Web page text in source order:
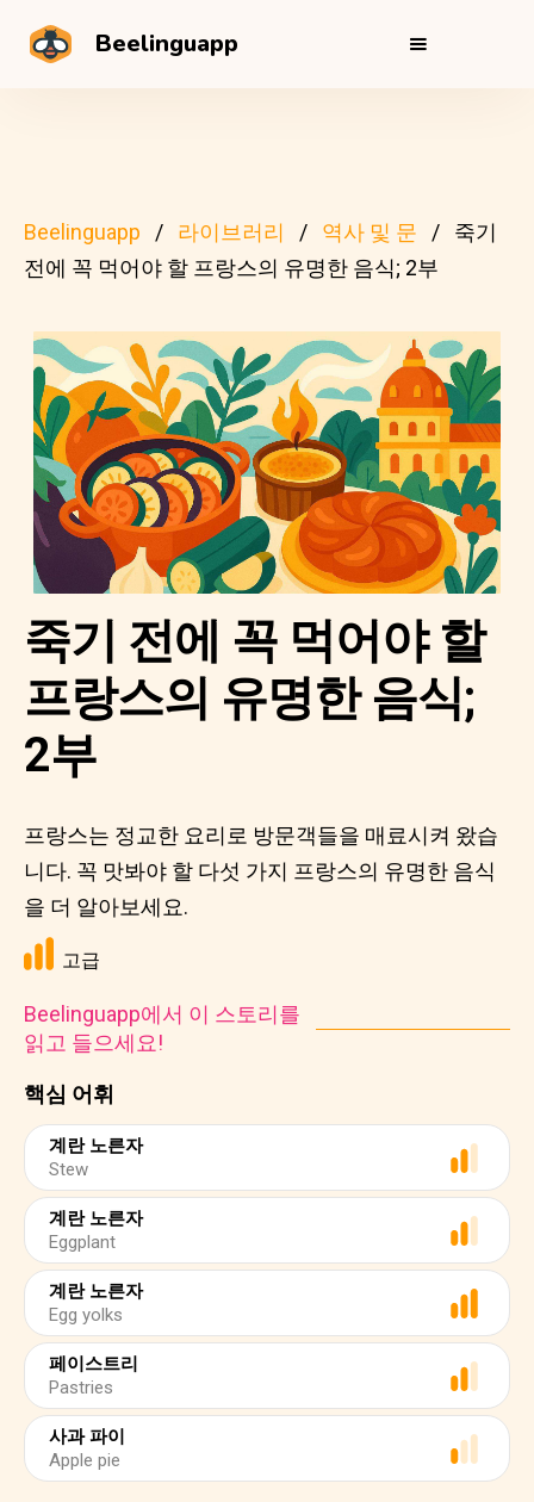
Beelinguapp
Beelinguapp 라이브러리 역사 및 문
죽기
전에 꼭 먹어야 할 프랑스의 유명한 음식; 2부
핵심 어휘
계란 노른자
Stew
계란 노른자
Eggplant
계란 노른자
Egg yolks
페이스트리
Pastries
사과 파이
Apple pie
죽기 전에 꼭 먹어야 할
프랑스의 유명한 음식;
2부
프랑스는 정교한 요리로 방문객들을 매료시켜 왔습
니다. 꼭 맛봐야 할 다섯 가지 프랑스의 유명한 음식
을 더 알아보세요.
고급
Beelinguapp에서 이 스토리를
읽고 들으세요!